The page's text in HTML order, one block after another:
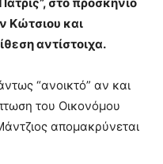
στο προσκήνιο
Κώτσιου και
αντίστοιχα.
“ανοικτό” αν και
του Οικονόμου
απομακρύνεται